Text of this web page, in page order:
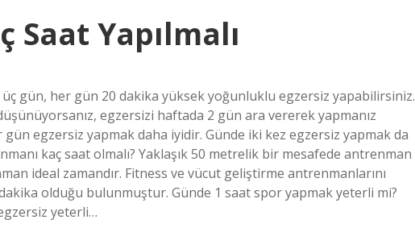
Saat Yapılmalı
üç gün, her gün 20 dakika yüksek yoğunluklu egzersiz yapabilirsiniz.
düşünüyorsanız, egzersizi haftada 2 gün ara vererek yapmanız
gün egzersiz yapmak daha iyidir. Günde iki kez egzersiz yapmak da
kaç saat olmalı? Yaklaşık 50 metrelik bir mesafede antrenman
ideal zamandır. Fitness ve vücut geliştirme antrenmanlarını
olduğu bulunmuştur. Günde 1 saat spor yapmak yeterli mi?
yeterli…